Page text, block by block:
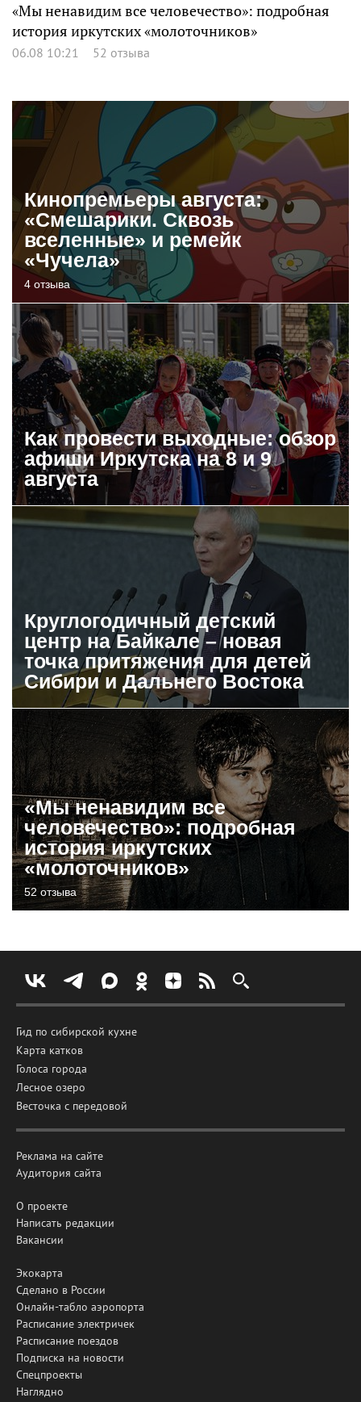
«Мы ненавидим все человечество»: подробная
история иркутских «молоточников»
06.08 10:21 52 отзыва
Кинопремьеры августа:
«Смешарики. Сквозь
вселенные» и ремейк
«Чучела»
4 отзыва
Как провести выходные: обзор
афиши Иркутска на 8 и 9
августа
Круглогодичный детский
центр на Байкале – новая
точка притяжения для детей
Сибири и Дальнего Востока
«Мы ненавидим все
человечество»: подробная
история иркутских
«молоточников»
52 отзыва
Гид по сибирской кухне
Карта катков
Голоса города
Лесное озеро
Весточка с передовой
Реклама на сайте
Аудитория сайта
О проекте
Написать редакции
Вакансии
Экокарта
Сделано в России
Онлайн-табло аэропорта
Расписание электричек
Расписание поездов
Подписка на новости
Спецпроекты
Наглядно